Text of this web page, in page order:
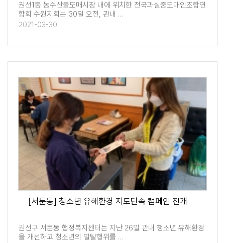
권선1동 농수산물도매시장 내에 위치한 전국과실중도매인조합연
합회 수원지회는 30일 오전, 관내 …
2021-03-30
[서둔동] 청소년 유해환경 지도단속 캠페인 전개
권선구 서둔동 행정복지센터는 지난 26일 관내 청소년 유해환경
을 개선하고 청소년의 일탈행위를 …